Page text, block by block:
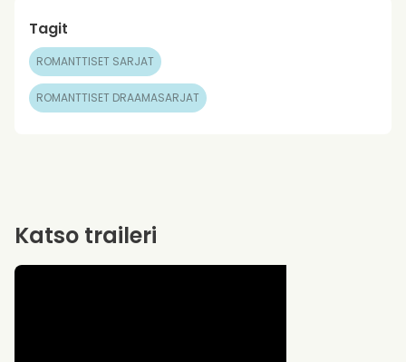
Tagit
ROMANTTISET SARJAT
ROMANTTISET DRAAMASARJAT
Katso traileri